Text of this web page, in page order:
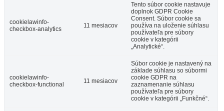
cookielawinfo-
checkbox-analytics
11 mesiacov
Tento súbor cookie nastavuje
doplnok GDPR Cookie
Consent. Súbor cookie sa
používa na uloženie súhlasu
používateľa pre súbory
cookie v kategórii
„Analytické“.
cookielawinfo-
checkbox-functional
11 mesiacov
Súbor cookie je nastavený na
základe súhlasu so súbormi
cookie GDPR na
zaznamenanie súhlasu
používateľa pre súbory
cookie v kategórii „Funkčné“.